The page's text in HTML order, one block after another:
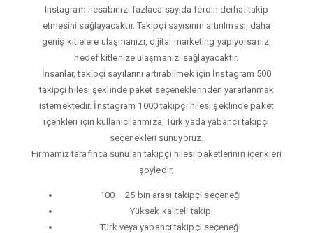
Instagram hesabınızı fazlaca sayıda ferdin derhal takip
etmesini sağlayacaktır. Takipçi sayısının artırılması, daha
geniş kitlelere ulaşmanızı, dijital marketing yapıyorsanız,
hedef kitlenize ulaşmanızı sağlayacaktır.
İnsanlar, takipçi sayılarını artırabilmek için İnstagram 500
takipçi hilesi şeklinde paket seçeneklerinden yararlanmak
istemektedir. İnstagram 1000 takipçi hilesi şeklinde paket
içerikleri için kullanıcılarımıza, Türk yada yabancı takipçi
seçenekleri sunuyoruz.
Firmamız tarafınca sunulan takipçi hilesi paketlerinin içerikleri
şöyledir;
100 – 25 bin arası takipçi seçeneği
Yüksek kaliteli takip
Türk veya yabancı takipçi seçeneği